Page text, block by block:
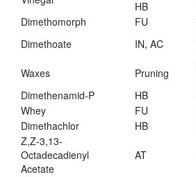
HB
Dimethomorph
FU
Dimethoate
IN, AC
Waxes Pruning
Dimethenamid-P
HB
Whey
FU
Dimethachlor
HB
Z,Z-3,13-
Octadecadienyl
Acetate
AT